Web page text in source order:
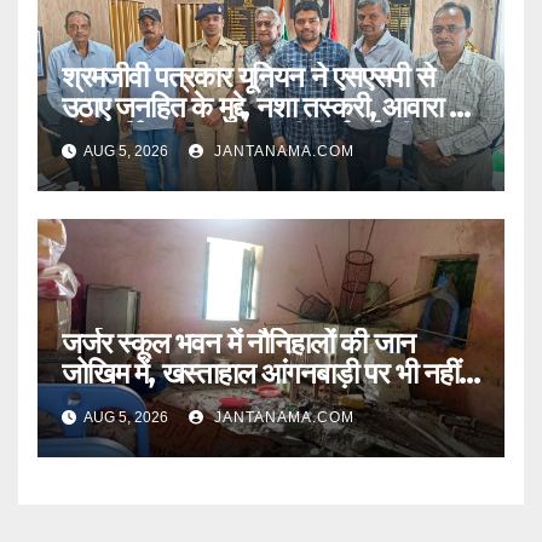
श्रमजीवी पत्रकार यूनियन ने एसएसपी से
उठाए जनहित के मुद्दे, नशा तस्करी, आवारा पशु
और पार्किंग व्यवस्था पर की कार्रवाई की मांग
AUG 5, 2026 JANTANAMA.COM
जर्जर स्कूल भवन में नौनिहालों की जान
जोखिम में, खस्ताहाल आंगनबाड़ी पर भी नहीं
जागा प्रशासन
AUG 5, 2026 JANTANAMA.COM